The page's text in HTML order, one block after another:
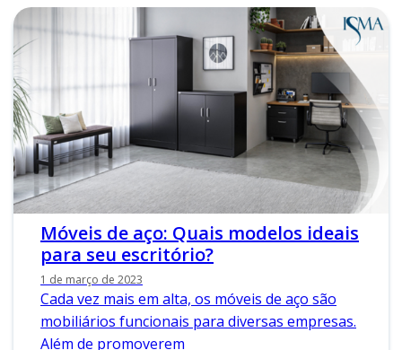
Móveis de aço: Quais modelos ideais
para seu escritório?
1 de março de 2023
Cada vez mais em alta, os móveis de aço são
mobiliários funcionais para diversas empresas.
Além de promoverem